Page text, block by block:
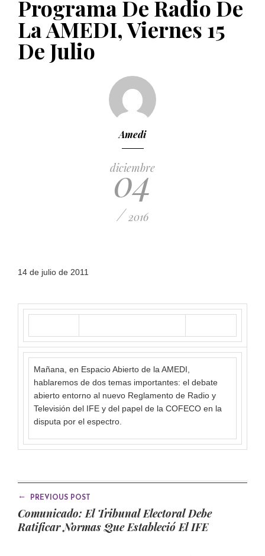
PUBLICADO EL 5 ENERO, 2023
Programa De Radio De
La AMEDI, Viernes 15
De Julio
Amedi
diciembre
04
/ 2016
14 de julio de 2011
Mañana, en Espacio Abierto de la AMEDI,
hablaremos de dos temas importantes: el debate
abierto entorno al nuevo Reglamento de Radio y
Televisión del IFE y del papel de la COFECO en la
disputa por el espectro.
← PREVIOUS POST
Comunicado: El Tribunal Electoral Debe
Ratificar Normas Que Estableció El IFE